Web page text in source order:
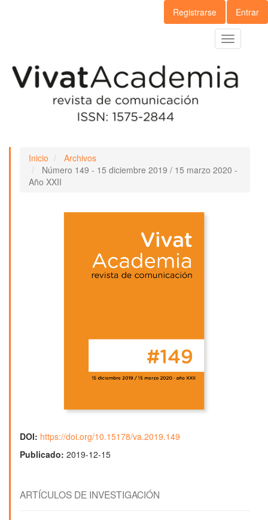
lateral
Registrarse Entrar
Toggle
navigation
Inicio
Archivos
Número 149 - 15 diciembre 2019 / 15 marzo 2020 -
Año XXII
DOI: https://doi.org/10.15178/va.2019.149
Publicado: 2019-12-15
ARTÍCULOS DE INVESTIGACIÓN